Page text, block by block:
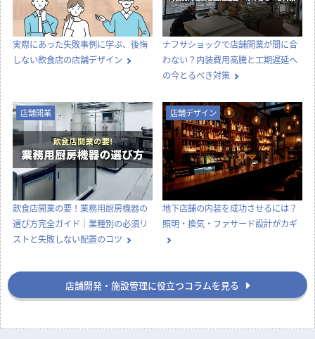
実際にあった失敗事例に学ぶ、後悔
しない飲食店の店舗デザイン
ナフサショックで店舗開業が間に合
わない？内装費用高騰と工期遅延へ
の今とるべき対策
店舗開業
飲食店開業の要！業務用厨房機器の
選び方完全ガイド｜業種別の必須リ
ストと失敗しない配置のコツ
店舗デザイン
地下店舗の内装を成功させるには？
照明・換気・ファサード設計がカギ
店舗開発・施設管理に役立つコラムを見る